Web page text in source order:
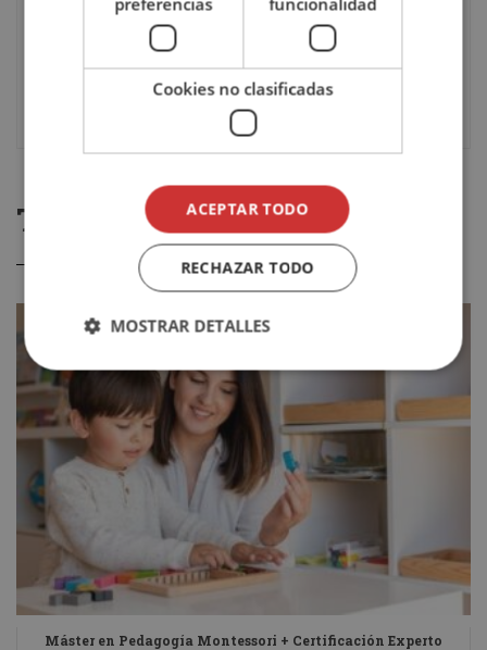
TE PODRÍA GUSTAR
Máster en Pedagogía Montessori + Certificación Experto
Cookies no clasificadas
ACEPTAR TODO
RECHAZAR TODO
MOSTRAR DETALLES